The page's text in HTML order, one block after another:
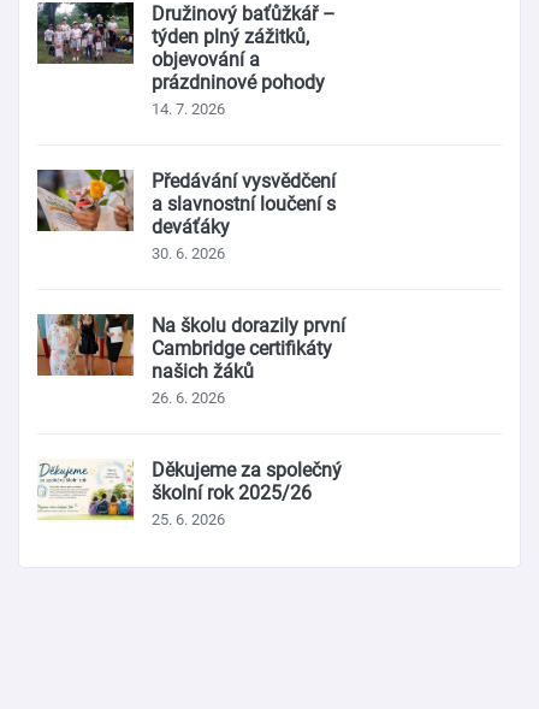
Družinový baťůžkář –
týden plný zážitků,
objevování a
prázdninové pohody
14. 7. 2026
Předávání vysvědčení
a slavnostní loučení s
deváťáky
30. 6. 2026
Na školu dorazily první
Cambridge certifikáty
našich žáků
26. 6. 2026
Děkujeme za společný
školní rok 2025/26
25. 6. 2026